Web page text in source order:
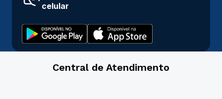
celular
Central de Atendimento